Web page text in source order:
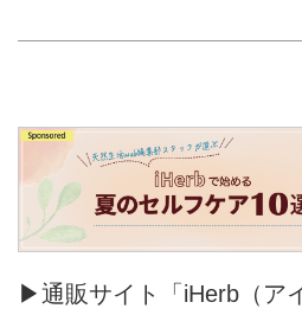
▶通販サイト「iHerb（ア